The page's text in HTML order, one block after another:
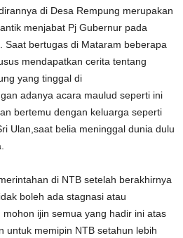
di Desa Rempung merupakan
menjabat Pj Gubernur pada
Saat bertugas di Mataram beberapa
mendapatkan cerita tentang
yang tinggal di
adanya acara maulud seperti ini
bertemu dengan keluarga seperti
Ulan,saat belia meninggal dunia dulu
di NTB setelah berakhirnya
boleh ada stagnasi atau
ijin semua yang hadir ini atas
untuk memipin NTB setahun lebih